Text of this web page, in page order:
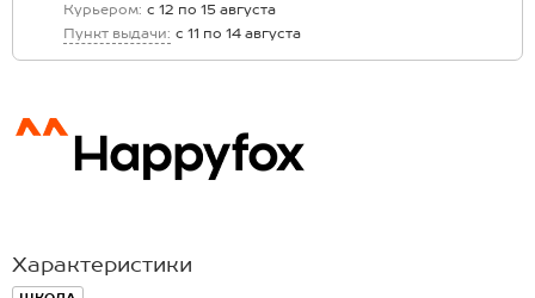
Курьером: с 12 по 15 августа
Пункт выдачи: с 11 по 14 августа
Характеристики